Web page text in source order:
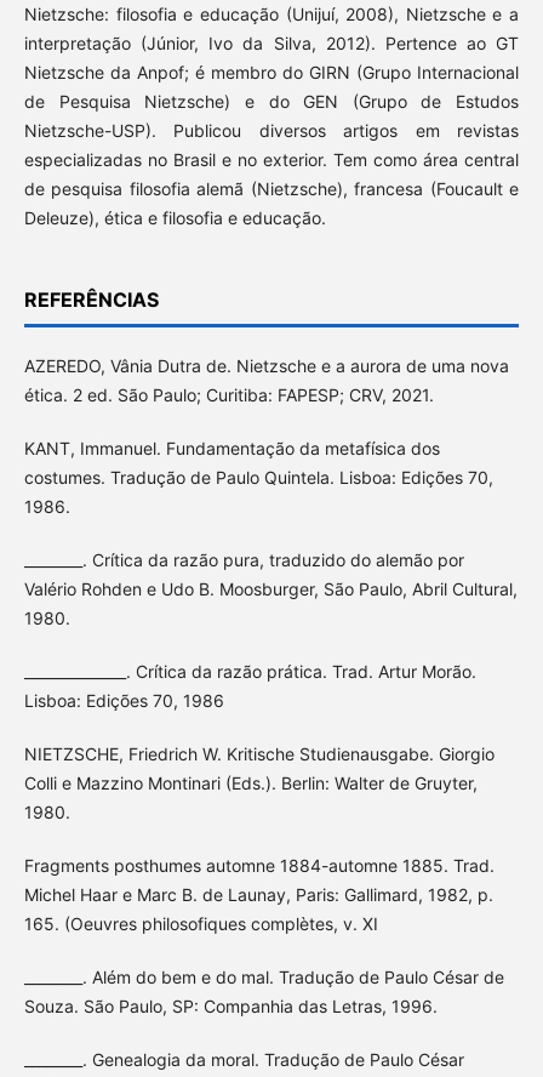
Nietzsche: filosofia e educação (Unijuí, 2008), Nietzsche e a
interpretação (Júnior, Ivo da Silva, 2012). Pertence ao GT
Nietzsche da Anpof; é membro do GIRN (Grupo Internacional
de Pesquisa Nietzsche) e do GEN (Grupo de Estudos
Nietzsche-USP). Publicou diversos artigos em revistas
especializadas no Brasil e no exterior. Tem como área central
de pesquisa filosofia alemã (Nietzsche), francesa (Foucault e
Deleuze), ética e filosofia e educação.
REFERÊNCIAS
AZEREDO, Vânia Dutra de. Nietzsche e a aurora de uma nova
ética. 2 ed. São Paulo; Curitiba: FAPESP; CRV, 2021.
KANT, Immanuel. Fundamentação da metafísica dos
costumes. Tradução de Paulo Quintela. Lisboa: Edições 70,
1986.
________. Crítica da razão pura, traduzido do alemão por
Valério Rohden e Udo B. Moosburger, São Paulo, Abril Cultural,
1980.
______________. Crítica da razão prática. Trad. Artur Morão.
Lisboa: Edições 70, 1986
NIETZSCHE, Friedrich W. Kritische Studienausgabe. Giorgio
Colli e Mazzino Montinari (Eds.). Berlin: Walter de Gruyter,
1980.
Fragments posthumes automne 1884-automne 1885. Trad.
Michel Haar e Marc B. de Launay, Paris: Gallimard, 1982, p.
165. (Oeuvres philosofiques complètes, v. XI
________. Além do bem e do mal. Tradução de Paulo César de
Souza. São Paulo, SP: Companhia das Letras, 1996.
________. Genealogia da moral. Tradução de Paulo César